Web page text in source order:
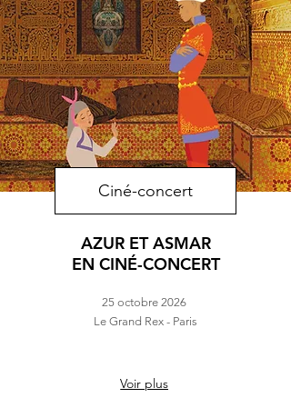
Ciné-concert
AZUR ET ASMAR
EN CINÉ-CONCERT
25 octobre 2026
Le Grand Rex - Paris
Voir plus